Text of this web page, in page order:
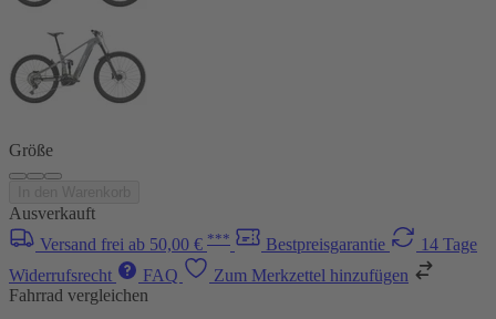
Größe
Ausverkauft
Versand frei ab 50,00 € *** Bestpreisgarantie
14 Tage
Widerrufsrecht
FAQ
Zum Merkzettel hinzufügen
Fahrrad vergleichen